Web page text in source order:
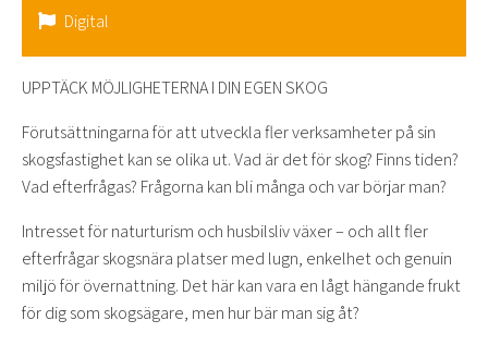
Digital
UPPTÄCK MÖJLIGHETERNA I DIN EGEN SKOG
Förutsättningarna för att utveckla fler verksamheter på sin
skogsfastighet kan se olika ut. Vad är det för skog? Finns tiden?
Vad efterfrågas? Frågorna kan bli många och var börjar man?
Intresset för naturturism och husbilsliv växer – och allt fler
efterfrågar skogsnära platser med lugn, enkelhet och genuin
miljö för övernattning. Det här kan vara en lågt hängande frukt
för dig som skogsägare, men hur bär man sig åt?